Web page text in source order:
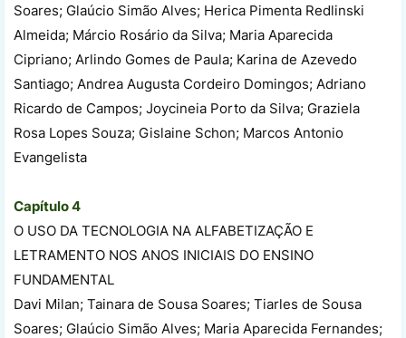
Soares; Glaúcio Simão Alves; Herica Pimenta Redlinski
Almeida; Márcio Rosário da Silva; Maria Aparecida
Cipriano; Arlindo Gomes de Paula; Karina de Azevedo
Santiago; Andrea Augusta Cordeiro Domingos; Adriano
Ricardo de Campos; Joycineia Porto da Silva; Graziela
Rosa Lopes Souza; Gislaine Schon; Marcos Antonio
Evangelista
Capítulo 4
O USO DA TECNOLOGIA NA ALFABETIZAÇÃO E
LETRAMENTO NOS ANOS INICIAIS DO ENSINO
FUNDAMENTAL
Davi Milan; Tainara de Sousa Soares; Tiarles de Sousa
Soares; Glaúcio Simão Alves; Maria Aparecida Fernandes;